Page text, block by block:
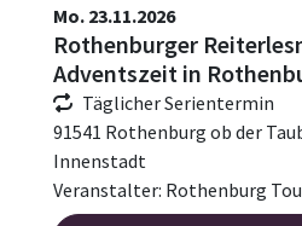
Mo. 23.11.2026
Rothenburger
Adventszeit in
Täglicher Serientermin
91541 Rothenburg ob der
Innenstadt
Veranstalter: Rothenburg